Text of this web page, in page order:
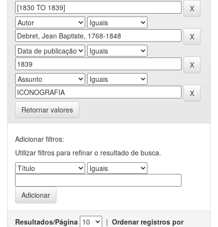
Retornar valores
Adicionar filtros:
Utilizar filtros para refinar o resultado de busca.
Resultados/Página | Ordenar registros por